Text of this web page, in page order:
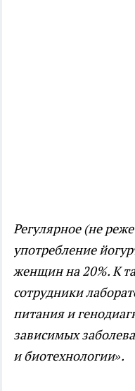
Регулярное (не
употребление
женщин на 20%. К
сотрудники
питания и
зависимых
и биотехнологии».